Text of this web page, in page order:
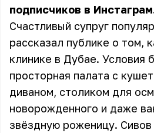
подписчиков в
Счастливый супруг
рассказал публике о том,
клинике в Дубае. Условия
просторная палата с
диваном, столиком для
новорожденного и даже
звёздную роженицу.